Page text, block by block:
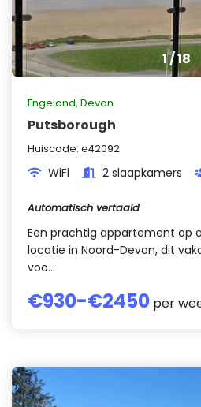
1/18
Engeland, Devon
Putsborough
Huiscode: e42092
WiFi 2 slaapkamers
Automatisch vertaald
Een prachtig appartement op
locatie in Noord-Devon, dit
voo...
€930-€2450 per